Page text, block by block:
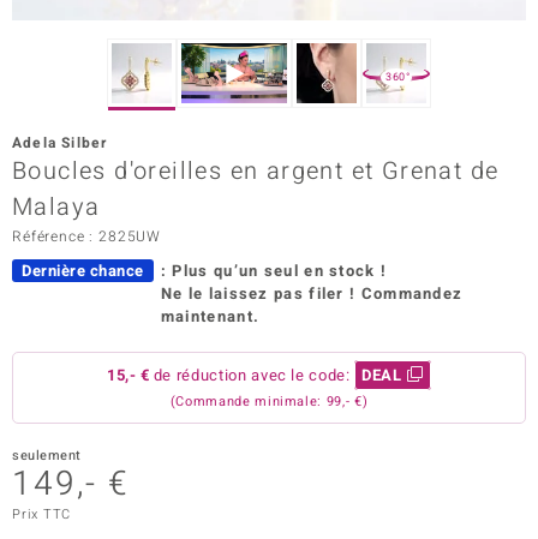
Paraíso
Collection
360°
Adela Silber
Boucles d'oreilles en argent et Grenat de
Malaya
Référence : 2825UW
Dernière chance
: Plus qu’un seul en stock !
Ne le laissez pas filer ! Commandez
maintenant.
15,- € de réduction avec le code: DEAL
(Commande minimale: 99,- €)
seulement
149,- €
Prix TTC